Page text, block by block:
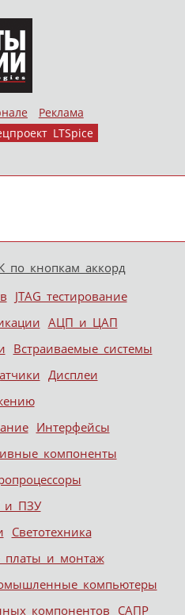
Реклама
LTSpice
JTAG тестирование
АЦП и ЦАП
Встраиваемые системы
Дисплеи
Интерфейсы
компоненты
и ПЗУ
Светотехника
платы и монтаж
компьютеры
компонентов САПР